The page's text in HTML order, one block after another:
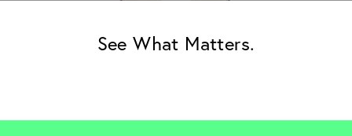
See What Matters.